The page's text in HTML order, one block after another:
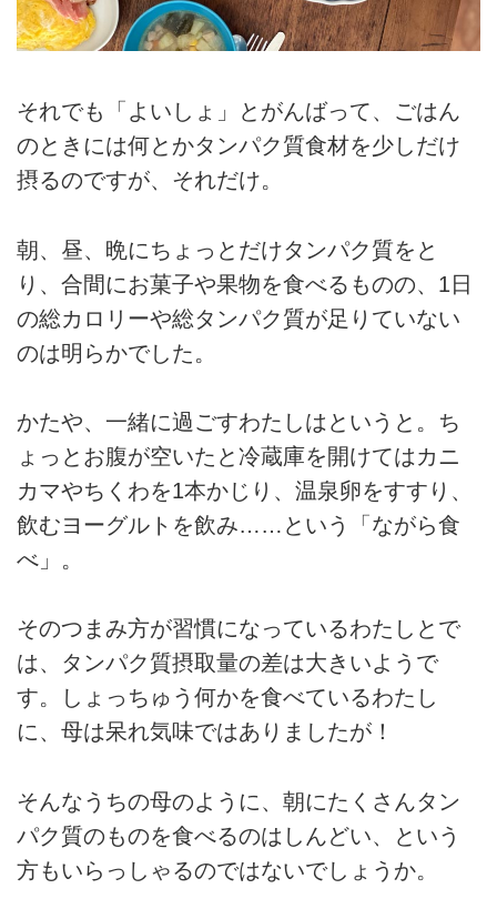
それでも「よいしょ」とがんばって、ごはん
のときには何とかタンパク質食材を少しだけ
摂るのですが、それだけ。
朝、昼、晩にちょっとだけタンパク質をと
り、合間にお菓子や果物を食べるものの、1日
の総カロリーや総タンパク質が足りていない
のは明らかでした。
かたや、一緒に過ごすわたしはというと。ち
ょっとお腹が空いたと冷蔵庫を開けてはカニ
カマやちくわを1本かじり、温泉卵をすすり、
飲むヨーグルトを飲み……という「ながら食
べ」。
そのつまみ方が習慣になっているわたしとで
は、タンパク質摂取量の差は大きいようで
す。しょっちゅう何かを食べているわたし
に、母は呆れ気味ではありましたが！
そんなうちの母のように、朝にたくさんタン
パク質のものを食べるのはしんどい、という
方もいらっしゃるのではないでしょうか。